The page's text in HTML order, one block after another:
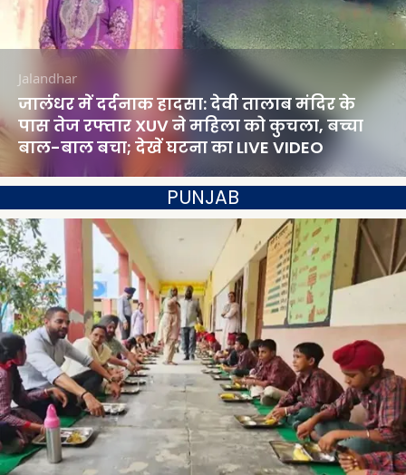
Jalandhar
जालंधर में दर्दनाक हादसा: देवी तालाब मंदिर के
पास तेज रफ्तार XUV ने महिला को कुचला, बच्चा
बाल-बाल बचा; देखें घटना का LIVE VIDEO
PUNJAB